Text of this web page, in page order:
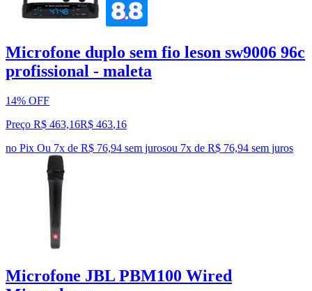
Microfone duplo sem fio leson sw9006 96c
profissional - maleta
14% OFF
Preço R$ 463,16R$ 463,16
no Pix Ou 7x de R$ 76,94 sem jurosou 7x de R$ 76,94 sem juros
Microfone JBL PBM100 Wired